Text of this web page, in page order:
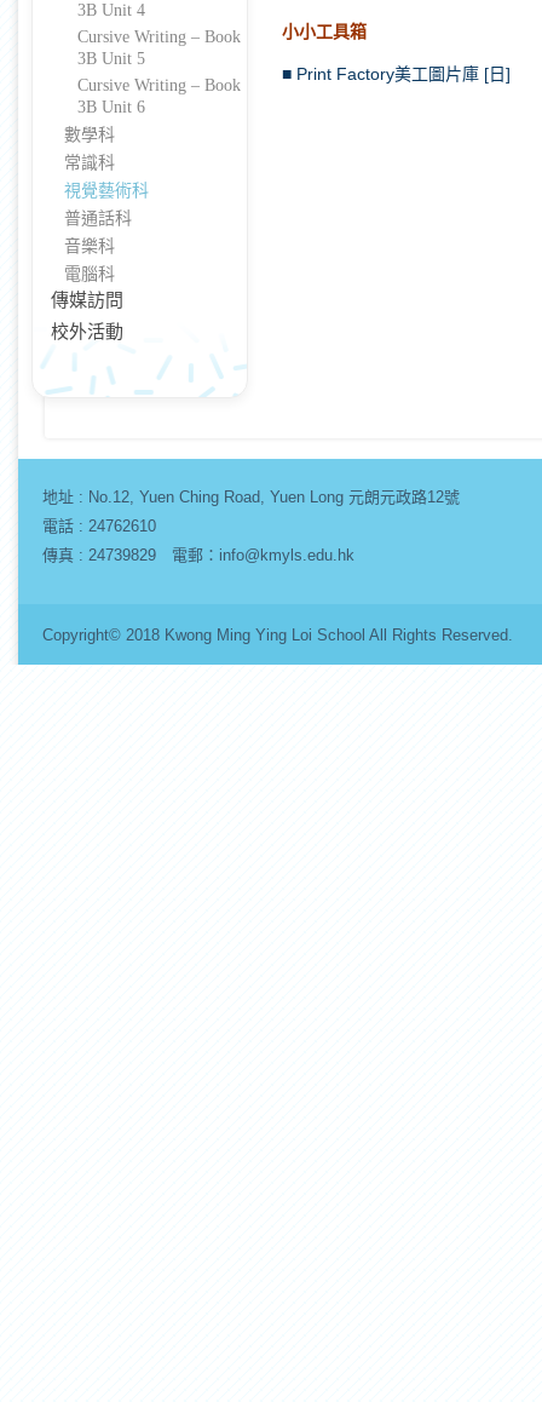
3B Unit 4
Cursive Writing – Book
3B Unit 5
Cursive Writing – Book
3B Unit 6
數學科
常識科
視覺藝術科
普通話科
音樂科
電腦科
傳媒訪問
校外活動
小小工具箱
■ Print Factory美工圖片庫 [日]
地址 : No.12, Yuen Ching Road, Yuen Long 元朗元政路12號
電話 : 24762610
傳真 : 24739829 電郵：info@kmyls.edu.hk
Copyright© 2018 Kwong Ming Ying Loi School All Rights Reserved.